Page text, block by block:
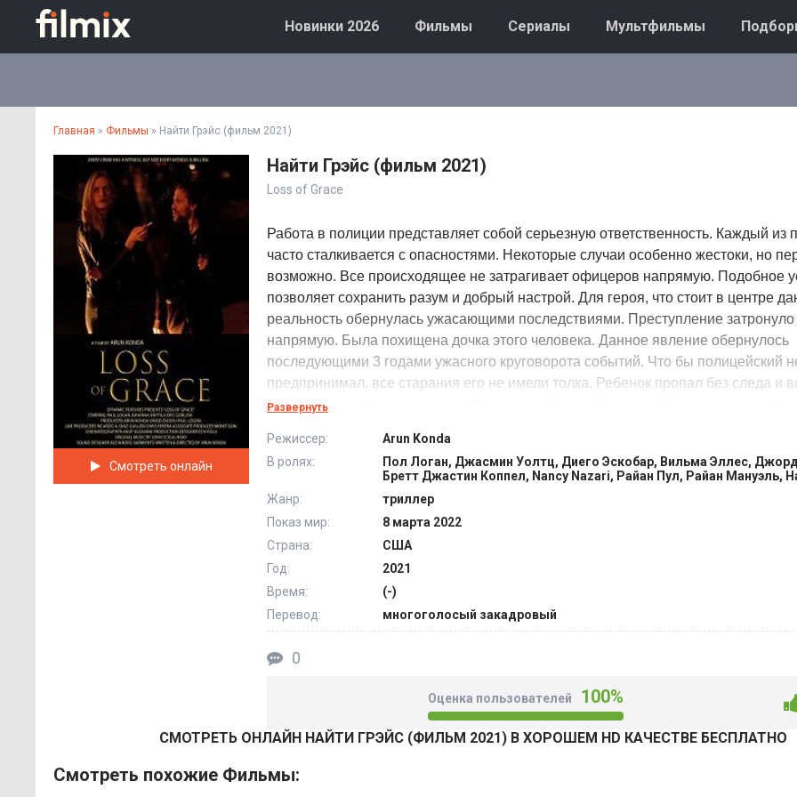
Новинки 2026 Фильмы Сериалы Мультфильмы
Главная » Фильмы » Найти Грэйс (фильм 2021)
Смотреть онлайн
Найти Грэйс (фильм 2021)
Loss of Grace
Работа в полиции представляет собой серьезную ответственность. Каждый из
часто сталкивается с опасностями. Некоторые случаи особенно жестоки, но
возможно. Все происходящее не затрагивает офицеров напрямую. Подобное
позволяет сохранить разум и добрый настрой. Для героя, что стоит в центре
реальность обернулась ужасающими последствиями. Преступление затронуло
напрямую. Была похищена дочка этого человека. Данное явление обернулось
последующими 3 годами ужасного круговорота событий. Что бы полицейский
предпринимал, все старания его не имели толка. Ребенок пропал без следа и
на причины и обстоятельства. Это тяжелый случай и каждый день омрачен
обнаружен след. @Filmix.fan
Развернуть
Режиссер:
Arun Konda
В ролях:
Пол Логан, Джасмин Уолтц, Диего Эскобар, Вильма Эллес,
Бретт Джастин Коппел, Nancy Nazari, Райан Пул, Райан Мануэль,
Жанр:
триллер
Показ мир:
8 марта 2022
Страна:
США
Год:
2021
Время:
(-)
Перевод:
многоголосый закадровый
0
Оценка пользователей 100%
СМОТРEТЬ ОНЛАЙН НАЙТИ ГРЭЙС (ФИЛЬМ 2021) В ХОРОШЕМ HD КАЧЕСТВЕ БЕСПЛАТНО
Смотреть похожие Фильмы: